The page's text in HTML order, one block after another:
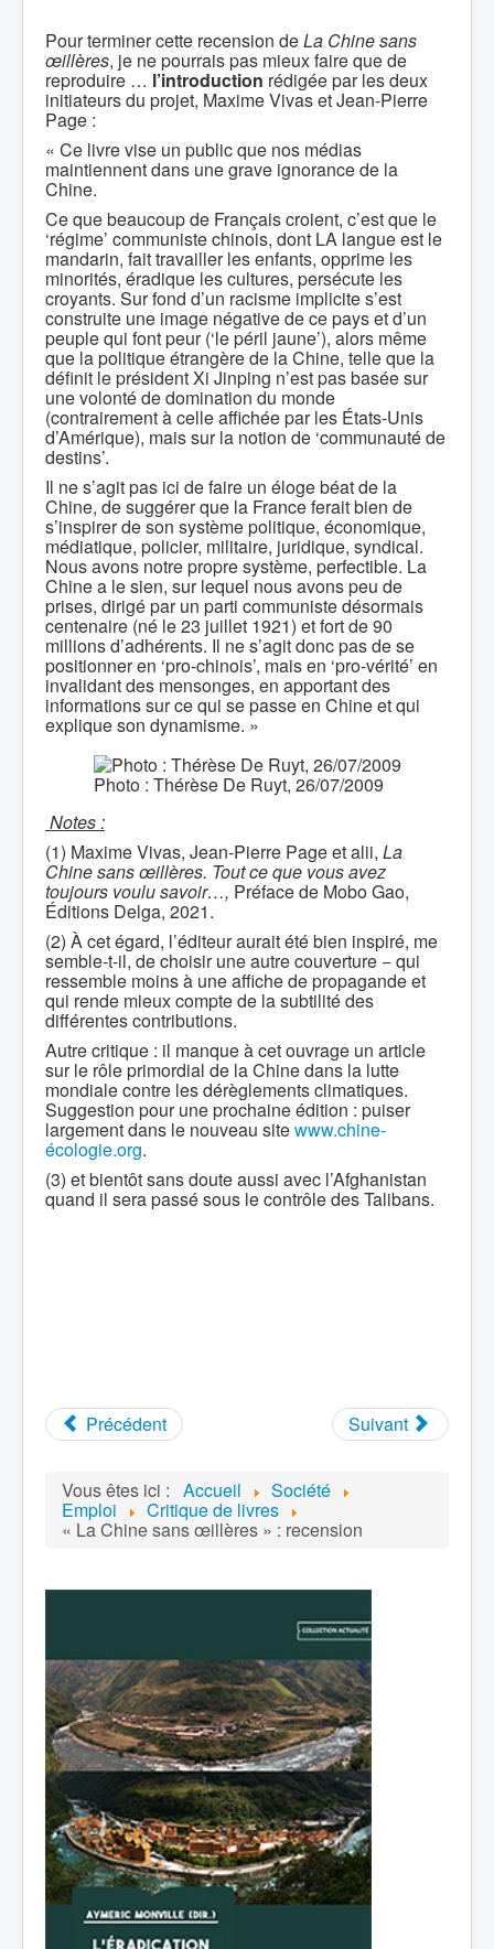
Pour terminer cette recension deLa Chine sans
œillères, je ne pourrais pas mieux faire que de
reproduire … l’introduction rédigée par les deux
initiateurs du projet, Maxime Vivas et Jean-Pierre
Page :
« Ce livre vise un public que nos médias
maintiennent dans une grave ignorance de la
Chine.
Ce que beaucoup de Français croient, c’est que le
‘régime’ communiste chinois, dont LA langue est le
mandarin, fait travailler les enfants, opprime les
minorités, éradique les cultures, persécute les
croyants. Sur fond d’un racisme implicite s’est
construite une image négative de ce pays et d’un
peuple qui font peur (‘le péril jaune’), alors même
que la politique étrangère de la Chine, telle que la
définit le président Xi Jinping n’est pas basée sur
une volonté de domination du monde
(contrairement à celle affichée par les États-Unis
d’Amérique), mais sur la notion de ‘communauté de
destins’.
Il ne s’agit pas ici de faire un éloge béat de la
Chine, de suggérer que la France ferait bien de
s’inspirer de son système politique, économique,
médiatique, policier, militaire, juridique, syndical.
Nous avons notre propre système, perfectible. La
Chine a le sien, sur lequel nous avons peu de
prises, dirigé par un parti communiste désormais
centenaire (né le 23 juillet 1921) et fort de 90
millions d’adhérents. Il ne s’agit donc pas de se
positionner en ‘pro-chinois’, mais en ‘pro-vérité’ en
invalidant des mensonges, en apportant des
informations sur ce qui se passe en Chine et qui
explique son dynamisme. »
Photo : Thérèse De Ruyt, 26/07/2009
Notes :
(1) Maxime Vivas, Jean-Pierre Page et alii, La
Chine sans œillères. Tout ce que vous avez
toujours voulu savoir…, Préface de Mobo Gao,
Éditions Delga, 2021.
(2) À cet égard, l’éditeur aurait été bien inspiré, me
semble-t-il, de choisir une autre couverture − qui
ressemble moins à une affiche de propagande et
qui rende mieux compte de la subtilité des
différentes contributions.
Autre critique : il manque à cet ouvrage un article
sur le rôle primordial de la Chine dans la lutte
mondiale contre les dérèglements climatiques.
Suggestion pour une prochaine édition : puiser
largement dans le nouveau sitewww.chine-
écologie.org.
(3) et bientôt sans doute aussi avec l’Afghanistan
quand il sera passé sous le contrôle des Talibans.
Précédent Suivant
Vous êtes ici : Accueil Société
Emploi Critique de livres
« La Chine sans œillères » : recension